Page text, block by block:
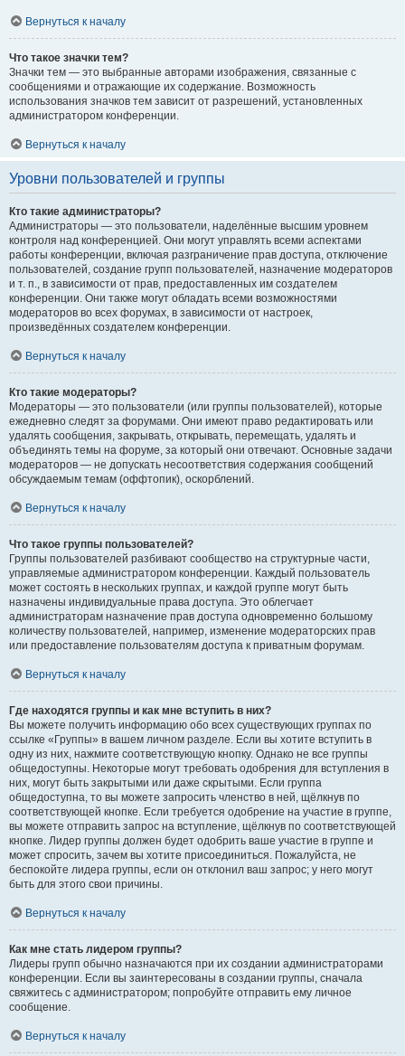
Вернуться к началу
Что такое значки тем?
Значки тем — это выбранные авторами изображения, связанные с
сообщениями и отражающие их содержание. Возможность
использования значков тем зависит от разрешений, установленных
администратором конференции.
Вернуться к началу
Уровни пользователей и группы
Кто такие администраторы?
Администраторы — это пользователи, наделённые высшим уровнем
контроля над конференцией. Они могут управлять всеми аспектами
работы конференции, включая разграничение прав доступа, отключение
пользователей, создание групп пользователей, назначение модераторов
и т. п., в зависимости от прав, предоставленных им создателем
конференции. Они также могут обладать всеми возможностями
модераторов во всех форумах, в зависимости от настроек,
произведённых создателем конференции.
Вернуться к началу
Кто такие модераторы?
Модераторы — это пользователи (или группы пользователей), которые
ежедневно следят за форумами. Они имеют право редактировать или
удалять сообщения, закрывать, открывать, перемещать, удалять и
объединять темы на форуме, за который они отвечают. Основные задачи
модераторов — не допускать несоответствия содержания сообщений
обсуждаемым темам (оффтопик), оскорблений.
Вернуться к началу
Что такое группы пользователей?
Группы пользователей разбивают сообщество на структурные части,
управляемые администратором конференции. Каждый пользователь
может состоять в нескольких группах, и каждой группе могут быть
назначены индивидуальные права доступа. Это облегчает
администраторам назначение прав доступа одновременно большому
количеству пользователей, например, изменение модераторских прав
или предоставление пользователям доступа к приватным форумам.
Вернуться к началу
Где находятся группы и как мне вступить в них?
Вы можете получить информацию обо всех существующих группах по
ссылке «Группы» в вашем личном разделе. Если вы хотите вступить в
одну из них, нажмите соответствующую кнопку. Однако не все группы
общедоступны. Некоторые могут требовать одобрения для вступления в
них, могут быть закрытыми или даже скрытыми. Если группа
общедоступна, то вы можете запросить членство в ней, щёлкнув по
соответствующей кнопке. Если требуется одобрение на участие в группе,
вы можете отправить запрос на вступление, щёлкнув по соответствующей
кнопке. Лидер группы должен будет одобрить ваше участие в группе и
может спросить, зачем вы хотите присоединиться. Пожалуйста, не
беспокойте лидера группы, если он отклонил ваш запрос; у него могут
быть для этого свои причины.
Вернуться к началу
Как мне стать лидером группы?
Лидеры групп обычно назначаются при их создании администраторами
конференции. Если вы заинтересованы в создании группы, сначала
свяжитесь с администратором; попробуйте отправить ему личное
сообщение.
Вернуться к началу